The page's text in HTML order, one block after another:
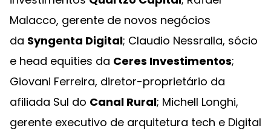
Malacco, gerente de novos negócios
da Syngenta Digital; Claudio Nessralla, sócio
e head equities da Ceres Investimentos;
Giovani Ferreira, diretor-proprietário da
afiliada Sul do Canal Rural; Michell Longhi,
gerente executivo de arquitetura tech e Digital